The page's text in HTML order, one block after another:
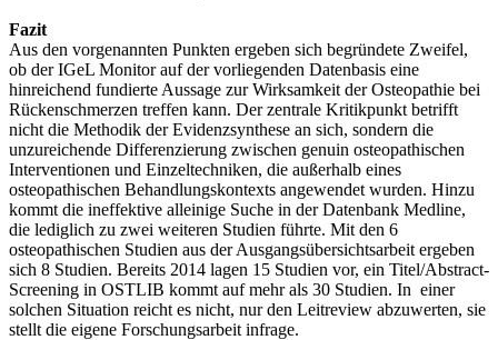
Fazit
Aus den vorgenannten Punkten ergeben sich begründete Zweifel,
ob der IGeL Monitor auf der vorliegenden Datenbasis eine
hinreichend fundierte Aussage zur Wirksamkeit der Osteopathie bei
Rückenschmerzen treffen kann. Der zentrale Kritikpunkt betrifft
nicht die Methodik der Evidenzsynthese an sich, sondern die
unzureichende Differenzierung zwischen genuin osteopathischen
Interventionen und Einzeltechniken, die außerhalb eines
osteopathischen Behandlungskontexts angewendet wurden. Hinzu
kommt die ineffektive alleinige Suche in der Datenbank Medline,
die lediglich zu zwei weiteren Studien führte. Mit den 6
osteopathischen Studien aus der Ausgangsübersichtsarbeit ergeben
sich 8 Studien. Bereits 2014 lagen 15 Studien vor, ein Titel/Abstract-
Screening in OSTLIB kommt auf mehr als 30 Studien. In einer
solchen Situation reicht es nicht, nur den Leitreview abzuwerten, sie
stellt die eigene Forschungsarbeit infrage.